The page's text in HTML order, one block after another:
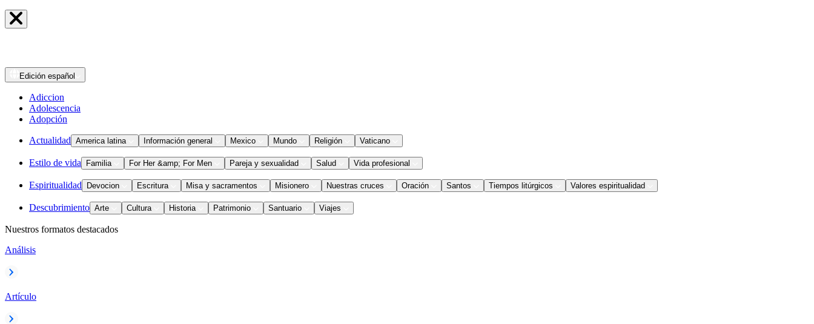
Edición español
Adiccion
Adolescencia
Adopción
Actualidad America latina Información general Mexico Mundo Religión Vaticano
Estilo de vida Familia For Her &amp; For Men Pareja y sexualidad Salud Vida profesional
Espiritualidad Devocion Escritura Misa y sacramentos Misionero Nuestras cruces Oración Santos Tiempos litúrgicos Valores espiritualidad
Descubrimiento Arte Cultura Historia Patrimonio Santuario Viajes
Nuestros formatos destacados
Análisis
Artículo